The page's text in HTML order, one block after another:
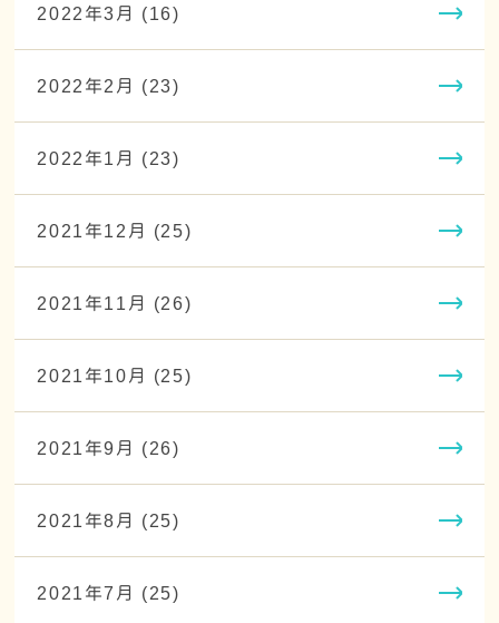
2022年3月 (16)
2022年2月 (23)
2022年1月 (23)
2021年12月 (25)
2021年11月 (26)
2021年10月 (25)
2021年9月 (26)
2021年8月 (25)
2021年7月 (25)